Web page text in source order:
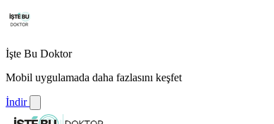
İşte Bu Doktor
Mobil uygulamada daha fazlasını keşfet
İndir